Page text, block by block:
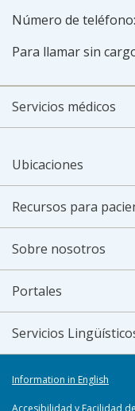
Número de teléfono:
Para llamar sin
Servicios médicos
Ubicaciones
Recursos para
Sobre nosotros
Portales
Servicios
Information in English
Accesibilidad y Facilidad